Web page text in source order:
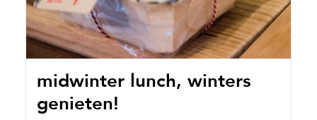
midwinter lunch, winters
genieten!